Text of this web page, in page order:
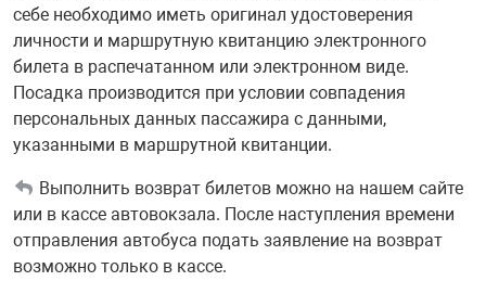
себе необходимо иметь оригинал удостоверения
личности и маршрутную квитанцию электронного
билета в распечатанном или электронном виде.
Посадка производится при условии совпадения
персональных данных пассажира с данными,
указанными в маршрутной квитанции.
Выполнить возврат билетов можно на нашем сайте
или в кассе автовокзала. После наступления времени
отправления автобуса подать заявление на возврат
возможно только в кассе.